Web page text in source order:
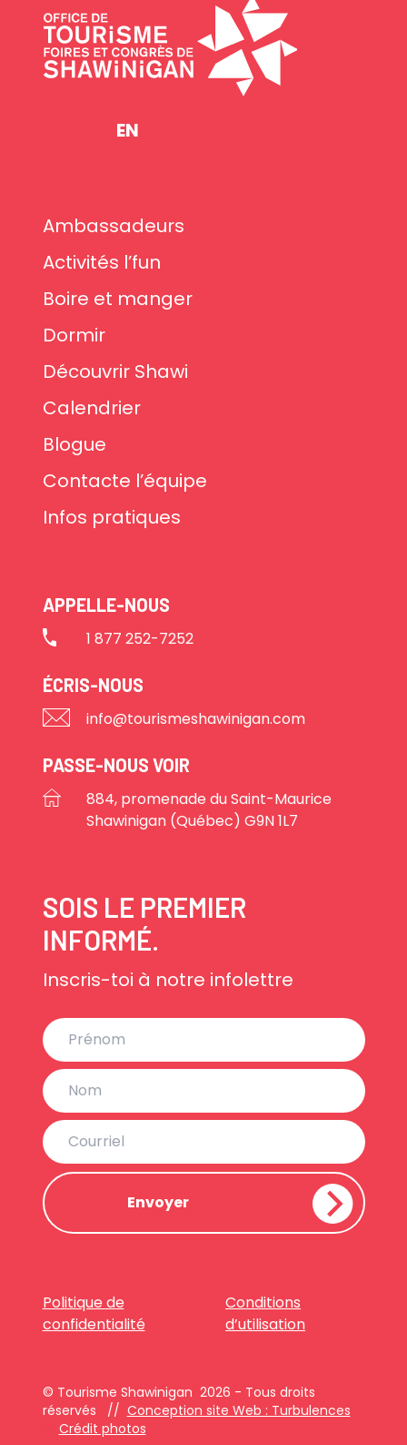
EN
Ambassadeurs
Activités l’fun
Boire et manger
Dormir
Découvrir Shawi
Calendrier
Blogue
Contacte l’équipe
Infos pratiques
APPELLE-NOUS
1 877 252-7252
ÉCRIS-NOUS
info@tourismeshawinigan.com
PASSE-NOUS VOIR
884, promenade du Saint-Maurice
Shawinigan (Québec) G9N 1L7
SOIS LE PREMIER
INFORMÉ.
Inscris-toi à notre infolettre
Politique de
confidentialité
Conditions
d’utilisation
© Tourisme Shawinigan 2026 - Tous droits
réservés // Conception site Web : Turbulences
Crédit photos